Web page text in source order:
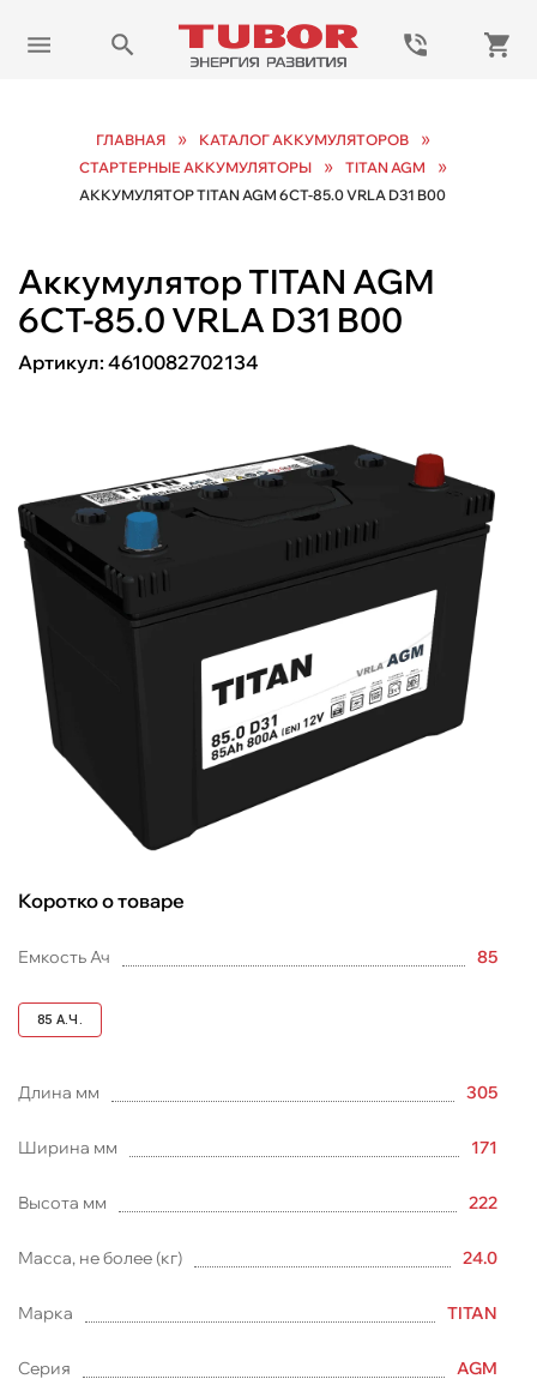
ГЛАВНАЯ » КАТАЛОГ АККУМУЛЯТОРОВ »
СТАРТЕРНЫЕ АККУМУЛЯТОРЫ » TITAN AGM »
АККУМУЛЯТОР TITAN AGM 6СТ-85.0 VRLA D31 B00
Аккумулятор TITAN AGM
6СТ-85.0 VRLA D31 B00
Артикул: 4610082702134
Коротко о товаре
Емкость Ач 85
85 А.Ч.
Длина мм 305
Ширина мм 171
Высота мм 222
Масса, не более (кг) 24.0
Марка TITAN
Серия AGM